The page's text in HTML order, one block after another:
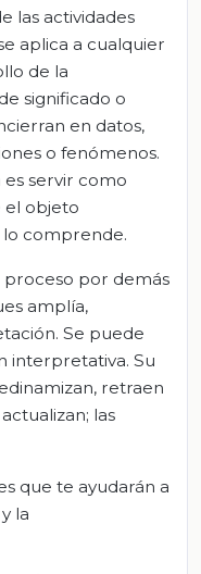
las actividades
aplica a cualquier
de la
significado o
en datos,
o fenómenos.
servir como
objeto
comprende.
proceso por demás
amplía,
Se puede
interpretativa. Su
retraen
las
que te ayudarán a
la